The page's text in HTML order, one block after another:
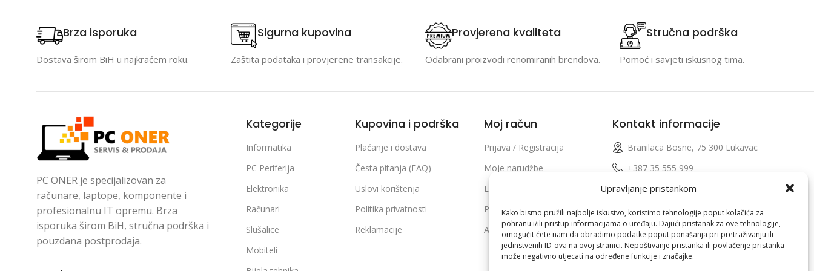
Upravljanje pristankom
Kako bismo pružili najbolje iskustvo, koristimo tehnologije poput kolačića za
pohranu i/ili pristup informacijama o uređaju. Dajući pristanak za ove tehnologije,
omogućit ćete nam da obradimo podatke poput ponašanja pri pretraživanju ili
jedinstvenih ID-ova na ovoj stranici. Nepoštivanje pristanka ili povlačenje pristanka
može negativno utjecati na određene funkcije i značajke.
Brza isporuka
Dostava širom BiH u najkraćem roku.
Sigurna kupovina
Zaštita podataka i provjerene transakcije.
Provjerena kvaliteta
Odabrani proizvodi renomiranih brendova.
Stručna podrška
Pomoć i savjeti iskusnog tima.
PC ONER je specijalizovan za
računare, laptope, komponente i
profesionalnu IT opremu. Brza
isporuka širom BiH, stručna podrška i
pouzdana postprodaja.
Kategorije
Informatika
PC Periferija
Elektronika
Računari
Slušalice
Mobiteli
Kupovina i podrška
Plaćanje i dostava
Česta pitanja (FAQ)
Uslovi korištenja
Politika privatnosti
Reklamacije
Moj račun
Prijava / Registracija
Moje narudžbe
Lista želja
Poređenje proizvoda
Adrese i podaci profila
Kontakt informacije
Branilaca Bosne, 75 300 Lukavac
+387 35 555 999
info@pconer.ba
ID: 4210115760008
PDV : 210115760008